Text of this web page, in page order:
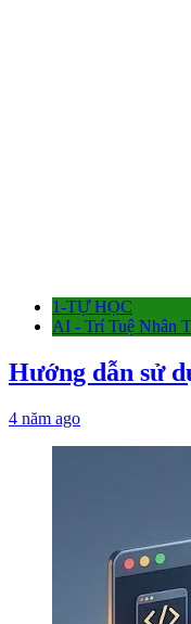
1-TỰ HỌC
AI - Trí Tuệ Nhân
Hướng dẫn sử
4 năm ago